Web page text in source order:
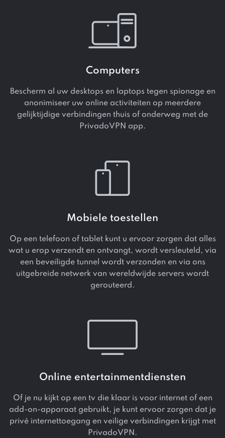
Computers
Bescherm al uw desktops en laptops tegen spionage en
anonimiseer uw online activiteiten op meerdere
gelijktijdige verbindingen thuis of onderweg met de
PrivadoVPN app.
Mobiele toestellen
Op een telefoon of tablet kunt u ervoor zorgen dat alles
wat u erop verzendt en ontvangt, wordt versleuteld, via
een beveiligde tunnel wordt verzonden en via ons
uitgebreide netwerk van wereldwijde servers wordt
gerouteerd.
Online entertainmentdiensten
Of je nu kijkt op een tv die klaar is voor internet of een
add-on-apparaat gebruikt, je kunt ervoor zorgen dat je
privé internettoegang en veilige verbindingen krijgt met
PrivadoVPN.